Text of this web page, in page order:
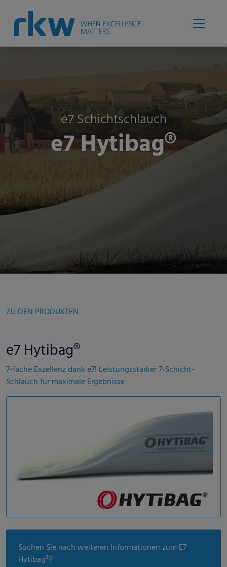
e7 Schichtschlauch
e7 Hytibag®
ZU DEN PRODUKTEN
e7 Hytibag®
7-fache Exzellenz dank e7! Leistungsstarker 7-Schicht-
Schlauch für maximale Ergebnisse
Suchen Sie nach weiteren Informationen zum E7
Hytibag®?